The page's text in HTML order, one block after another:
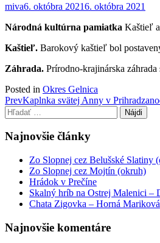
miva6. októbra 20216. októbra 2021
Národná kultúrna pamiatka Kaštieľ
Kaštieľ. Barokový kaštieľ bol
Záhrada. Prírodno-krajinárska
Posted in Okres Gelnica
Post
navigation
PrevKaplnka svätej Anny v
Hľadať:
Najnovšie články
Zo Slopnej cez Belušské Slatiny
Zo Slopnej cez Mojtín (okruh)
Hrádok v Prečíne
Skalný hríb na Ostrej Malenici –
Chata Zigovka – Horná Mariková
Najnovšie komentáre